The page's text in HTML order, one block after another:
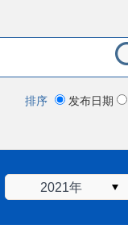
排序 发布日期
2021年